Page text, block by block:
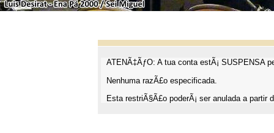
ATENÃ‡ÃƒO: A tua conta estÃ¡ SUSPENSA
Nenhuma razÃ£o especificada.
Esta restriÃ§Ã£o poderÃ¡ ser anulada a partir